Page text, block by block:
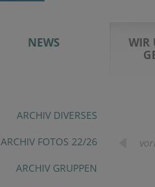
NEWS
WIR
ARCHIV DIVERSES
ARCHIV FOTOS 22/26
ARCHIV GRUPPEN